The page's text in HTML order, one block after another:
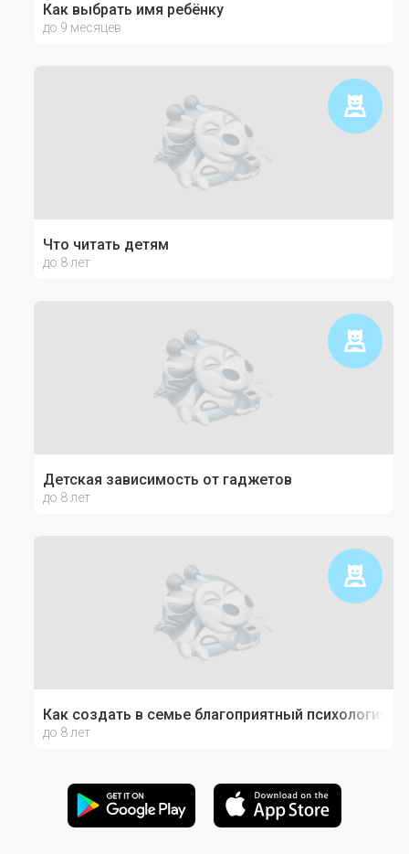
Как выбрать имя ребёнку
до 9 месяцев
Что читать детям
до 8 лет
Детская зависимость от гаджетов
до 8 лет
Как создать в семье благоприятный
до 8 лет